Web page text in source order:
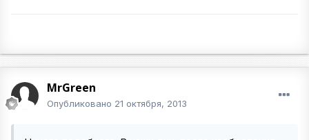
MrGreen
Опубликовано 21 октября, 2013